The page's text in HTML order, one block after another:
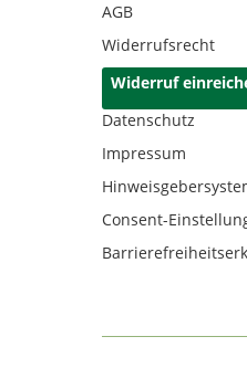
AGB
Widerrufsrecht
Widerruf
Datenschutz
Impressum
Consent-